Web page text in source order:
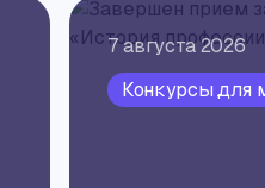
7 августа 2026
Конкурсы для